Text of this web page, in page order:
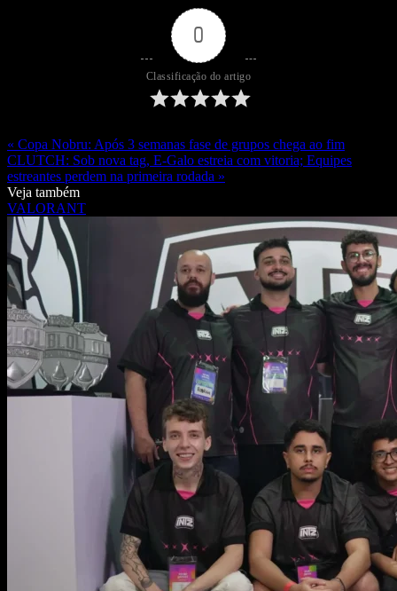
0
Classificação do artigo
« Copa Nobru: Após 3 semanas fase de grupos chega ao fim
CLUTCH: Sob nova tag, E-Galo estreia com vitoria; Equipes
estreantes perdem na primeira rodada »
Veja também
VALORANT